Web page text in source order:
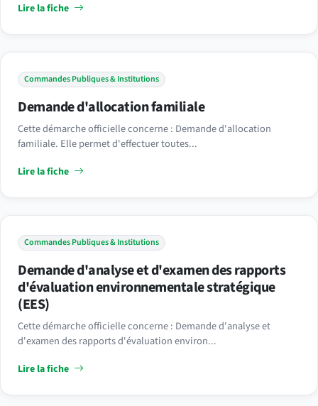
Lire la fiche
Commandes Publiques & Institutions
Demande d'allocation familiale
Cette démarche officielle concerne : Demande d'allocation
familiale. Elle permet d'effectuer toutes...
Lire la fiche
Commandes Publiques & Institutions
Demande d'analyse et d'examen des rapports
d'évaluation environnementale stratégique
(EES)
Cette démarche officielle concerne : Demande d'analyse et
d'examen des rapports d'évaluation environ...
Lire la fiche